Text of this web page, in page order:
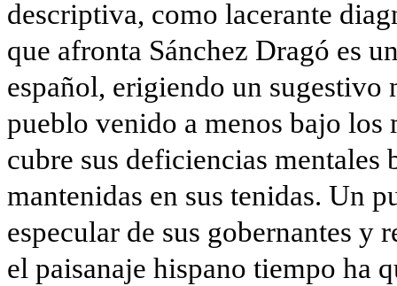
descriptiva, como lacerante
que afronta Sánchez Dragó es
español, erigiendo un
pueblo venido a menos bajo los
cubre sus deficiencias mentales
mantenidas en sus tenidas. Un
especular de sus gobernantes y
el paisanaje hispano tiempo ha